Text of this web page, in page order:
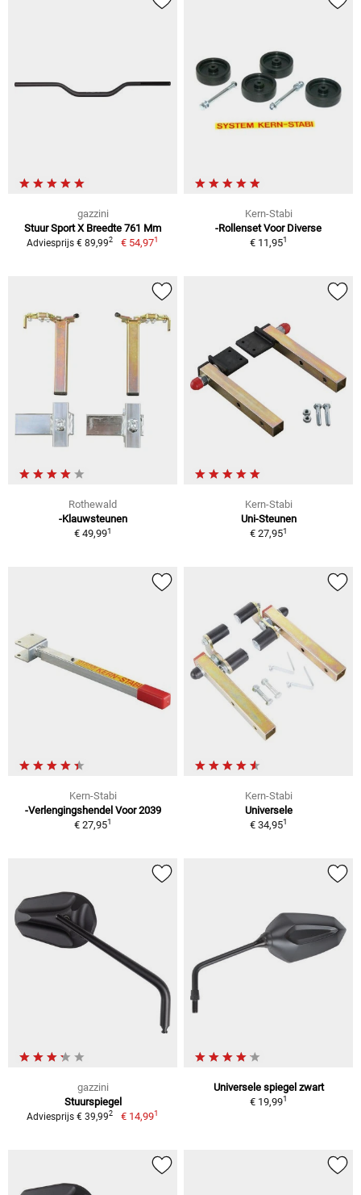
gazzini
Stuur Sport X Breedte 761 Mm
Adviesprijs € 89,992 € 54,971
Kern-Stabi
-Rollenset Voor Diverse
€ 11,951
Rothewald
-Klauwsteunen
€ 49,991
Kern-Stabi
Uni-Steunen
€ 27,951
Kern-Stabi
-Verlengingshendel Voor 2039
€ 27,951
Kern-Stabi
Universele
€ 34,951
gazzini
Stuurspiegel
Adviesprijs € 39,992 € 14,991
Universele spiegel zwart
€ 19,991